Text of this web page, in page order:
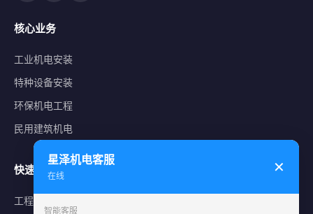
核心业务
工业机电安装
特种设备安装
环保机电工程
民用建筑机电
快速导航
工程案例
星泽机电客服
在线
✕
智能客服